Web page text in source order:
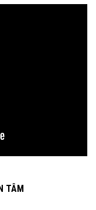
TÂM